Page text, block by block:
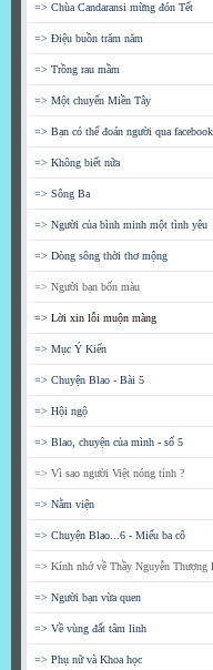
=> Chùa Candaransi mừng đón Tết
=> Điệu buồn trăm năm
=> Trồng rau mầm
=> Một chuyến Miền Tây
=> Bạn có thể đoán người qua facebook
=> Không biết nữa
=> Sông Ba
=> Người của bình minh một tình yêu
=> Dòng sông thời thơ mộng
=> Người bạn bốn màu
=> Lời xin lỗi muộn màng
=> Mục Ý Kiến
=> Chuyện Blao - Bài 5
=> Hội ngộ
=> Blao, chuyện của mình - số 5
=> Vì sao người Việt nóng tính ?
=> Nằm viện
=> Chuyện Blao...6 - Miếu ba cô
=> Kính nhớ về Thầy Nguyễn Thượng
=> Người bạn vừa quen
=> Về vùng đất tâm linh
=> Phụ nữ và Khoa học